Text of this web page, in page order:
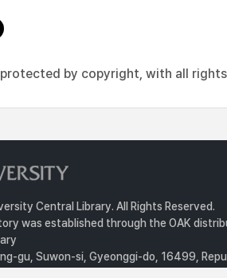
protected by copyright, with all
Central Library. All Rights Reserved.
was established through the OAK
gu, Suwon-si, Gyeonggi-do, 16499,